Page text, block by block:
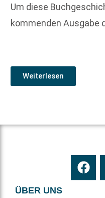
Um diese
kommenden Ausgabe
Weiterlesen
ÜBER UNS